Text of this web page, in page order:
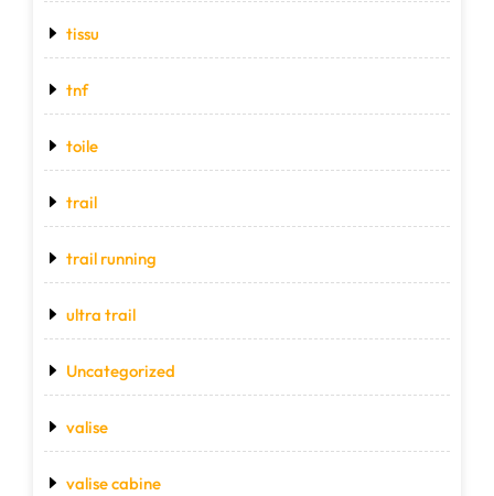
tissu
tnf
toile
trail
trail running
ultra trail
Uncategorized
valise
valise cabine